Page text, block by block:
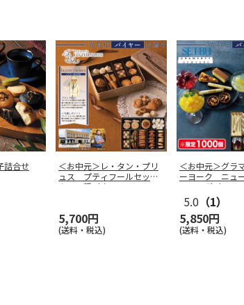
詰合せ
＜お中元＞レ・タン・プリ
ュス プティフールセッ
ク ８種（東
5,700円
(送料・税込)
＜お中元＞グラ
ーヨーク ニュ
ーニング（
5.0 （1）
5,850円
(送料・税込)